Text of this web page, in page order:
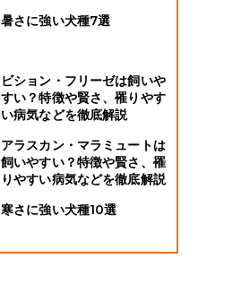
暑さに強い犬種7選
ビション・フリーゼは飼いや
すい？特徴や賢さ、罹りやす
い病気などを徹底解説
アラスカン・マラミュートは
飼いやすい？特徴や賢さ、罹
りやすい病気などを徹底解説
寒さに強い犬種10選